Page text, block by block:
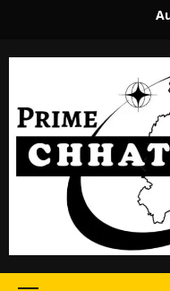
content